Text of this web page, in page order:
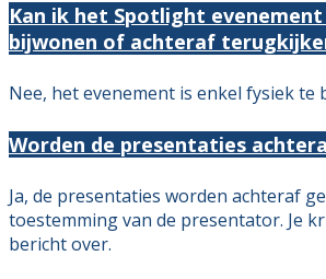
Kan ik het Spotlight
bijwonen of achteraf
Nee, het evenement is enkel fysiek te
Worden de presentaties
Ja, de presentaties worden achteraf
toestemming van de presentator. Je
bericht over.